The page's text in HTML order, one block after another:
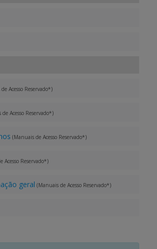
Acesso Reservado*)
Acesso Reservado*)
(Manuais de Acesso Reservado*)
Acesso Reservado*)
geral (Manuais de Acesso Reservado*)